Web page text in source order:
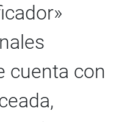
cuenta con